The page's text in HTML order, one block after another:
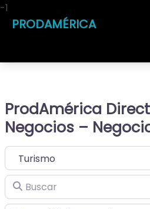
PRODAMÉRICA
ProdAmérica
Negocios –
Seleccionar el formulario de
Buscar
-1